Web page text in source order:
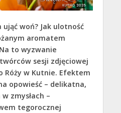
woń? Jak ulotność
aromatem
to wyzwanie
sesji zdjęciowej
Róży w Kutnie. Efektem
opowieść – delikatna,
zmysłach –
tegorocznej